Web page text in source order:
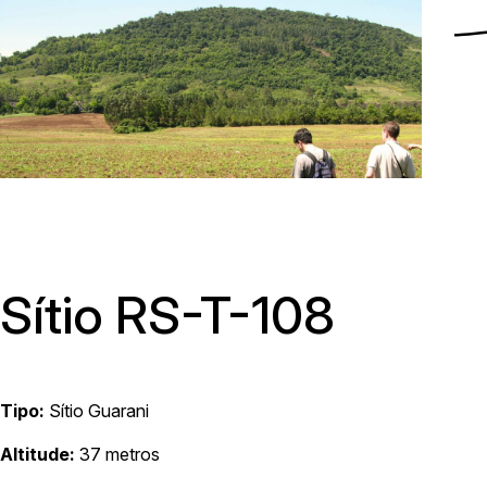
Menu
Sítio RS-T-108
Tipo: Sítio Guarani
Altitude: 37 metros
Av. Avelino Talini, 171, bairro Universitário | Lajeado/RS, Brasil |